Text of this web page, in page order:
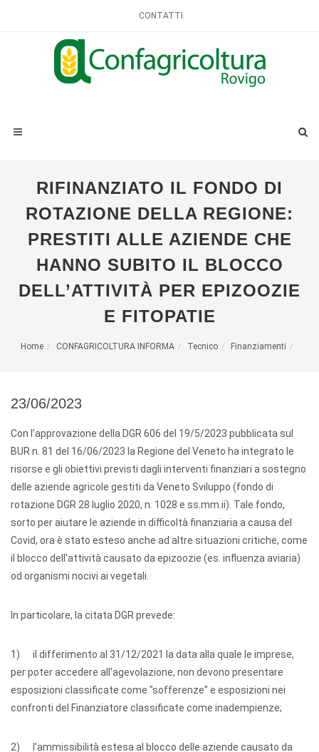
CONTATTI
RIFINANZIATO IL FONDO DI
ROTAZIONE DELLA REGIONE:
PRESTITI ALLE AZIENDE CHE
HANNO SUBITO IL BLOCCO
DELL’ATTIVITÀ PER EPIZOOZIE
E FITOPATIE
Home CONFAGRICOLTURA INFORMA Tecnico Finanziamenti
23/06/2023
Con l’approvazione della DGR 606 del 19/5/2023 pubblicata sul
BUR n. 81 del 16/06/2023 la Regione del Veneto ha integrato le
risorse e gli obiettivi previsti dagli interventi finanziari a sostegno
delle aziende agricole gestiti da Veneto Sviluppo (fondo di
rotazione DGR 28 luglio 2020, n. 1028 e ss.mm.ii). Tale fondo,
sorto per aiutare le aziende in difficoltà finanziaria a causa del
Covid, ora è stato esteso anche ad altre situazioni critiche, come
il blocco dell'attività causato da epizoozie (es. influenza aviaria)
od organismi nocivi ai vegetali.
In particolare, la citata DGR prevede:
1) il differimento al 31/12/2021 la data alla quale le imprese,
per poter accedere all'agevolazione, non devono presentare
esposizioni classificate come "sofferenze" e esposizioni nei
confronti del Finanziatore classificate come inadempienze;
2) l’ammissibilità estesa al blocco delle aziende causato da